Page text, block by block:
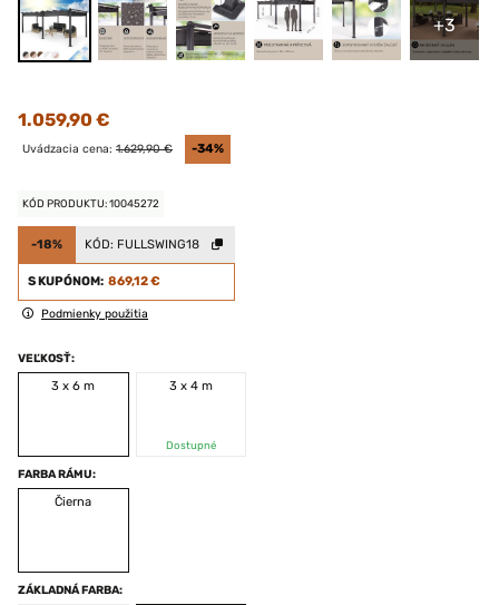
+3
1.059,90 €
Uvádzacia cena: 1.629,90 € -34%
KÓD PRODUKTU: 10045272
-18% KÓD: FULLSWING18
S KUPÓNOM: 869,12 €
Podmienky použitia
VEĽKOSŤ:
3 x 6 m
3 x 4 m
Dostupné
FARBA RÁMU:
Čierna
ZÁKLADNÁ FARBA: